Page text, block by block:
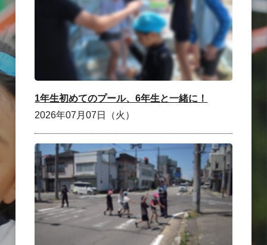
1年生初めてのプール、6年生と一緒に！
2026年07月07日（火）